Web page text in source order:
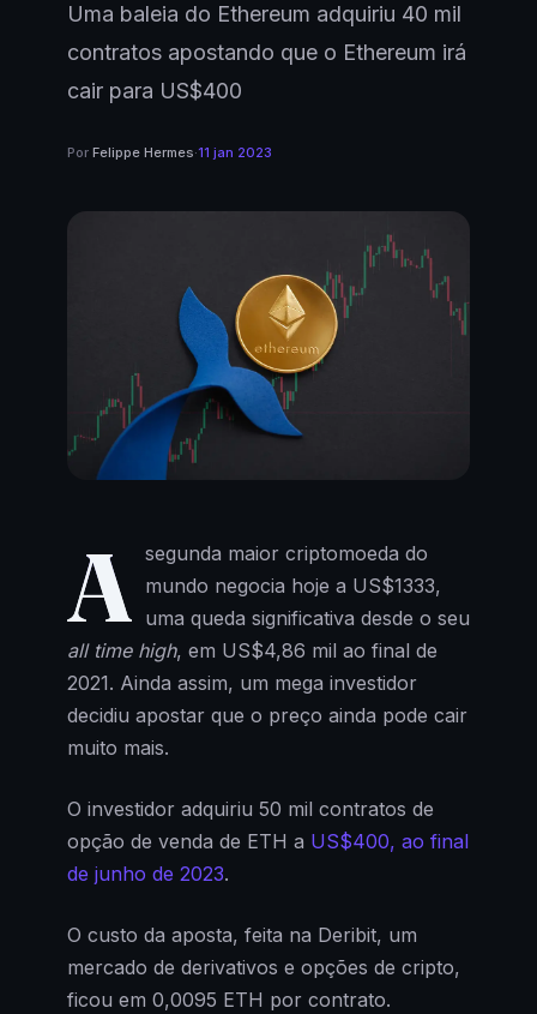
Uma baleia do Ethereum adquiriu 40 mil
contratos apostando que o Ethereum irá
cair para US$400
Por Felippe Hermes·11 jan 2023
A segunda maior criptomoeda do
mundo negocia hoje a US$1333,
uma queda significativa desde o seu
all time high, em US$4,86 mil ao final de
2021. Ainda assim, um mega investidor
decidiu apostar que o preço ainda pode cair
muito mais.
O investidor adquiriu 50 mil contratos de
opção de venda de ETH a US$400, ao final
de junho de 2023.
O custo da aposta, feita na Deribit, um
mercado de derivativos e opções de cripto,
ficou em 0,0095 ETH por contrato.